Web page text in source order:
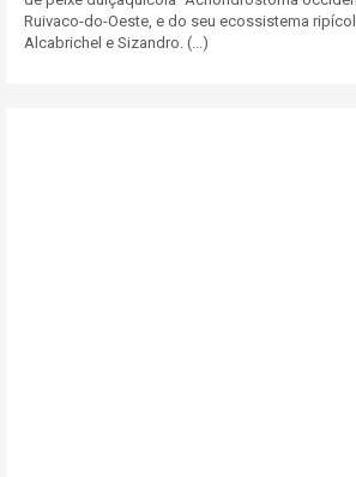
Ruivaco-do-Oeste, e do seu ecossistema
Alcabrichel e Sizandro. (...)